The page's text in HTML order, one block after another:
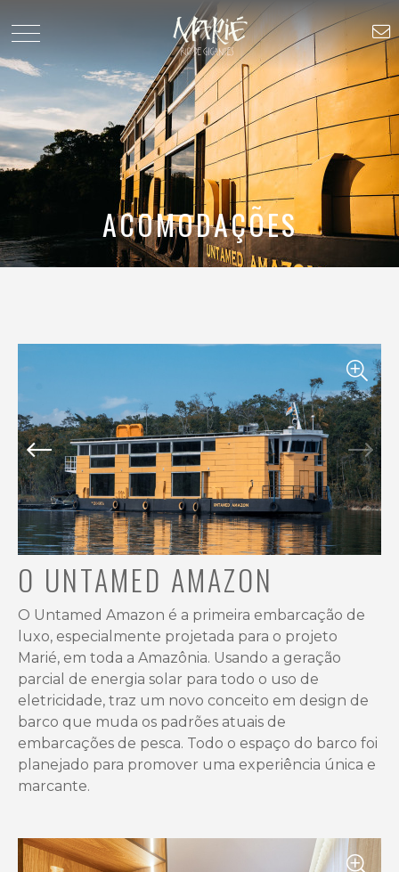
ACOMODAÇÕES
O UNTAMED AMAZON
O Untamed Amazon é a primeira embarcação de
luxo, especialmente projetada para o projeto
Marié, em toda a Amazônia. Usando a geração
parcial de energia solar para todo o uso de
eletricidade, traz um novo conceito em design de
barco que muda os padrões atuais de
embarcações de pesca. Todo o espaço do barco foi
planejado para promover uma experiência única e
marcante.